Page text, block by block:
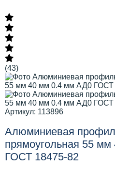
(43)
Артикул: 113896
Алюминиевая
прямоугольная 55
ГОСТ 18475-82